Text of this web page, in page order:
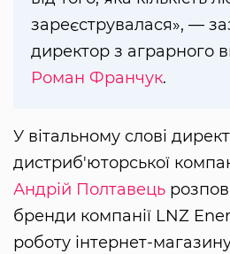
зареєструвалася», —
директор з аграрного
Роман Франчук.
У вітальному слові
дистриб'юторської
Андрій Полтавець
бренди компанії LNZ
роботу інтернет-